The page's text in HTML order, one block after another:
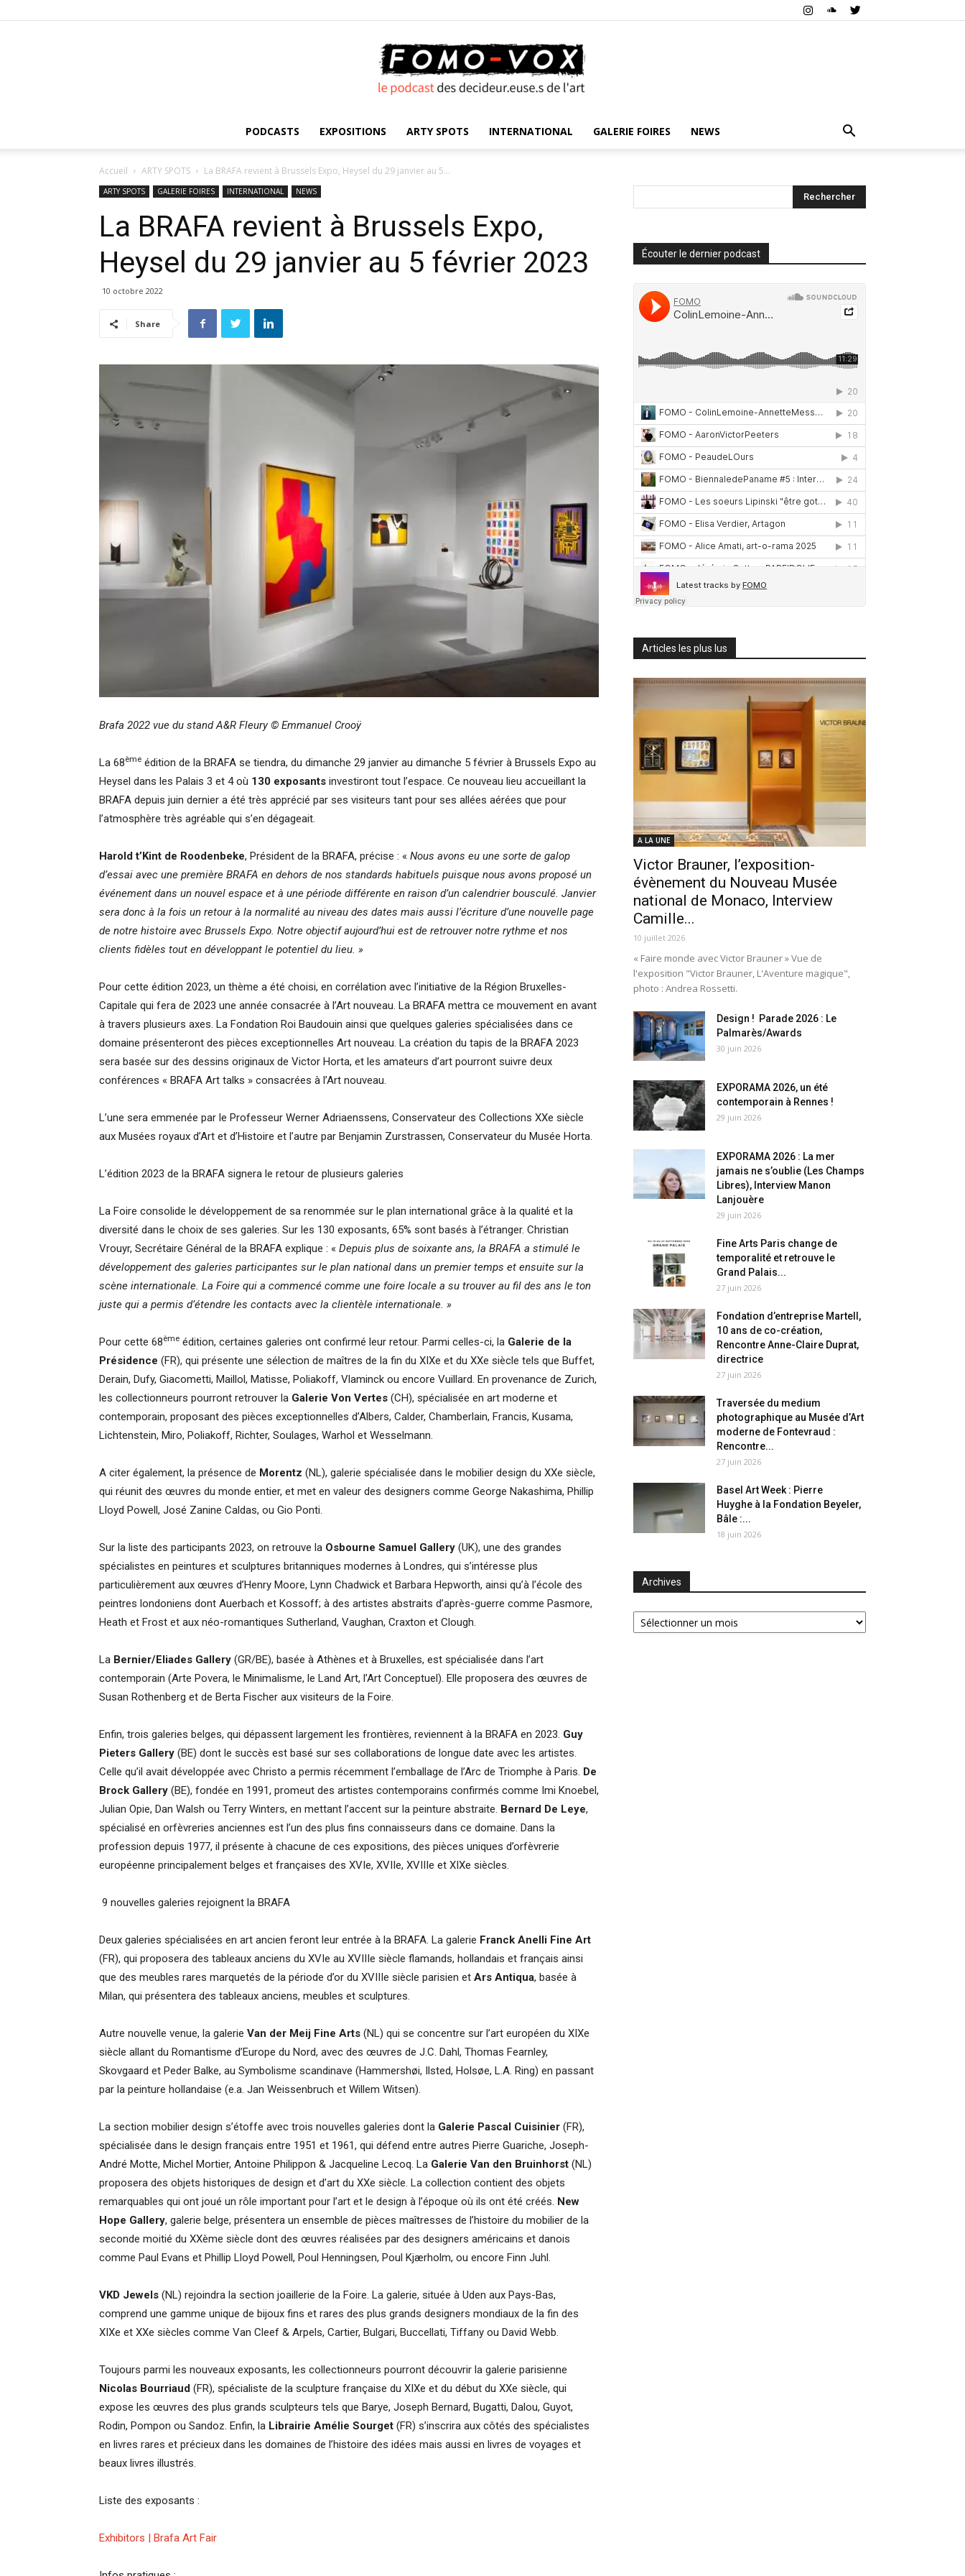
VOX
PODCASTS EXPOSITIONS ARTY SPOTS INTERNATIONAL GALERIE FOIRES NEWS
Accueil ARTY SPOTS La BRAFA revient à Brussels Expo, Heysel du 29 janvier au 5...
ARTY SPOTS GALERIE FOIRES INTERNATIONAL NEWS
La BRAFA revient à Brussels Expo,
Heysel du 29 janvier au 5 février 2023
10 octobre 2022
Share
Brafa 2022 vue du stand A&R Fleury © Emmanuel Crooÿ
La 68ème édition de la BRAFA se tiendra, du dimanche 29 janvier au dimanche 5 février à Brussels Expo au
Heysel dans les Palais 3 et 4 où 130 exposants investiront tout l’espace. Ce nouveau lieu accueillant la
BRAFA depuis juin dernier a été très apprécié par ses visiteurs tant pour ses allées aérées que pour
l’atmosphère très agréable qui s’en dégageait.
Harold t’Kint de Roodenbeke, Président de la BRAFA, précise : « Nous avons eu une sorte de galop
d’essai avec une première BRAFA en dehors de nos standards habituels puisque nous avons proposé un
événement dans un nouvel espace et à une période différente en raison d’un calendrier bousculé. Janvier
sera donc à la fois un retour à la normalité au niveau des dates mais aussi l’écriture d’une nouvelle page
de notre histoire avec Brussels Expo. Notre objectif aujourd’hui est de retrouver notre rythme et nos
clients fidèles tout en développant le potentiel du lieu. »
Pour cette édition 2023, un thème a été choisi, en corrélation avec l’initiative de la Région Bruxelles-
Capitale qui fera de 2023 une année consacrée à l’Art nouveau. La BRAFA mettra ce mouvement en avant
à travers plusieurs axes. La Fondation Roi Baudouin ainsi que quelques galeries spécialisées dans ce
domaine présenteront des pièces exceptionnelles Art nouveau. La création du tapis de la BRAFA 2023
sera basée sur des dessins originaux de Victor Horta, et les amateurs d’art pourront suivre deux
conférences « BRAFA Art talks » consacrées à l’Art nouveau.
L’une sera emmenée par le Professeur Werner Adriaenssens, Conservateur des Collections XXe siècle
aux Musées royaux d’Art et d’Histoire et l’autre par Benjamin Zurstrassen, Conservateur du Musée Horta.
L’édition 2023 de la BRAFA signera le retour de plusieurs galeries
La Foire consolide le développement de sa renommée sur le plan international grâce à la qualité et la
diversité dans le choix de ses galeries. Sur les 130 exposants, 65% sont basés à l’étranger. Christian
Vrouyr, Secrétaire Général de la BRAFA explique : « Depuis plus de soixante ans, la BRAFA a stimulé le
développement des galeries participantes sur le plan national dans un premier temps et ensuite sur la
scène internationale. La Foire qui a commencé comme une foire locale a su trouver au fil des ans le ton
juste qui a permis d’étendre les contacts avec la clientèle internationale. »
Pour cette 68ème édition, certaines galeries ont confirmé leur retour. Parmi celles-ci, la Galerie de la
Présidence (FR), qui présente une sélection de maîtres de la fin du XIXe et du XXe siècle tels que Buffet,
Derain, Dufy, Giacometti, Maillol, Matisse, Poliakoff, Vlaminck ou encore Vuillard. En provenance de Zurich,
les collectionneurs pourront retrouver la Galerie Von Vertes (CH), spécialisée en art moderne et
contemporain, proposant des pièces exceptionnelles d’Albers, Calder, Chamberlain, Francis, Kusama,
Lichtenstein, Miro, Poliakoff, Richter, Soulages, Warhol et Wesselmann.
A citer également, la présence de Morentz (NL), galerie spécialisée dans le mobilier design du XXe siècle,
qui réunit des œuvres du monde entier, et met en valeur des designers comme George Nakashima, Phillip
Lloyd Powell, José Zanine Caldas, ou Gio Ponti.
Sur la liste des participants 2023, on retrouve la Osbourne Samuel Gallery (UK), une des grandes
spécialistes en peintures et sculptures britanniques modernes à Londres, qui s’intéresse plus
particulièrement aux œuvres d’Henry Moore, Lynn Chadwick et Barbara Hepworth, ainsi qu’à l’école des
peintres londoniens dont Auerbach et Kossoff; à des artistes abstraits d’après-guerre comme Pasmore,
Heath et Frost et aux néo-romantiques Sutherland, Vaughan, Craxton et Clough.
La Bernier/Eliades Gallery (GR/BE), basée à Athènes et à Bruxelles, est spécialisée dans l’art
contemporain (Arte Povera, le Minimalisme, le Land Art, l’Art Conceptuel). Elle proposera des œuvres de
Susan Rothenberg et de Berta Fischer aux visiteurs de la Foire.
Enfin, trois galeries belges, qui dépassent largement les frontières, reviennent à la BRAFA en 2023. Guy
Pieters Gallery (BE) dont le succès est basé sur ses collaborations de longue date avec les artistes.
Celle qu’il avait développée avec Christo a permis récemment l’emballage de l’Arc de Triomphe à Paris. De
Brock Gallery (BE), fondée en 1991, promeut des artistes contemporains confirmés comme Imi Knoebel,
Julian Opie, Dan Walsh ou Terry Winters, en mettant l’accent sur la peinture abstraite. Bernard De Leye,
spécialisé en orfèvreries anciennes est l’un des plus fins connaisseurs dans ce domaine. Dans la
profession depuis 1977, il présente à chacune de ces expositions, des pièces uniques d’orfèvrerie
européenne principalement belges et françaises des XVIe, XVIIe, XVIIIe et XIXe siècles.
9 nouvelles galeries rejoignent la BRAFA
Deux galeries spécialisées en art ancien feront leur entrée à la BRAFA. La galerie Franck Anelli Fine Art
(FR), qui proposera des tableaux anciens du XVIe au XVIIIe siècle flamands, hollandais et français ainsi
que des meubles rares marquetés de la période d’or du XVIIIe siècle parisien et Ars Antiqua, basée à
Milan, qui présentera des tableaux anciens, meubles et sculptures.
Autre nouvelle venue, la galerie Van der Meij Fine Arts (NL) qui se concentre sur l’art européen du XIXe
siècle allant du Romantisme d’Europe du Nord, avec des œuvres de J.C. Dahl, Thomas Fearnley,
Skovgaard et Peder Balke, au Symbolisme scandinave (Hammershøi, Ilsted, Holsøe, L.A. Ring) en passant
par la peinture hollandaise (e.a. Jan Weissenbruch et Willem Witsen).
La section mobilier design s’étoffe avec trois nouvelles galeries dont la Galerie Pascal Cuisinier (FR),
spécialisée dans le design français entre 1951 et 1961, qui défend entre autres Pierre Guariche, Joseph-
André Motte, Michel Mortier, Antoine Philippon & Jacqueline Lecoq. La Galerie Van den Bruinhorst (NL)
proposera des objets historiques de design et d’art du XXe siècle. La collection contient des objets
remarquables qui ont joué un rôle important pour l’art et le design à l’époque où ils ont été créés. New
Hope Gallery, galerie belge, présentera un ensemble de pièces maîtresses de l’histoire du mobilier de la
seconde moitié du XXème siècle dont des œuvres réalisées par des designers américains et danois
comme Paul Evans et Phillip Lloyd Powell, Poul Henningsen, Poul Kjærholm, ou encore Finn Juhl.
VKD Jewels (NL) rejoindra la section joaillerie de la Foire. La galerie, située à Uden aux Pays-Bas,
comprend une gamme unique de bijoux fins et rares des plus grands designers mondiaux de la fin des
XIXe et XXe siècles comme Van Cleef & Arpels, Cartier, Bulgari, Buccellati, Tiffany ou David Webb.
Toujours parmi les nouveaux exposants, les collectionneurs pourront découvrir la galerie parisienne
Nicolas Bourriaud (FR), spécialiste de la sculpture française du XIXe et du début du XXe siècle, qui
expose les œuvres des plus grands sculpteurs tels que Barye, Joseph Bernard, Bugatti, Dalou, Guyot,
Rodin, Pompon ou Sandoz. Enfin, la Librairie Amélie Sourget (FR) s’inscrira aux côtés des spécialistes
en livres rares et précieux dans les domaines de l’histoire des idées mais aussi en livres de voyages et
beaux livres illustrés.
Liste des exposants :
Exhibitors | Brafa Art Fair
Écouter le dernier podcast
Articles les plus lus
A LA UNE
Victor Brauner, l’exposition-
évènement du Nouveau Musée
national de Monaco, Interview
Camille...
10 juillet 2026
« Faire monde avec Victor Brauner » Vue de
l'exposition "Victor Brauner, L'Aventure magique",
photo : Andrea Rossetti.
Design ! Parade 2026 : Le
Palmarès/Awards
30 juin 2026
EXPORAMA 2026, un été
contemporain à Rennes !
29 juin 2026
EXPORAMA 2026 : La mer
jamais ne s’oublie (Les Champs
Libres), Interview Manon
Lanjouère
29 juin 2026
Fine Arts Paris change de
temporalité et retrouve le
Grand Palais...
27 juin 2026
Fondation d’entreprise Martell,
10 ans de co-création,
Rencontre Anne-Claire Duprat,
directrice
27 juin 2026
Traversée du medium
photographique au Musée d’Art
moderne de Fontevraud :
Rencontre...
27 juin 2026
Basel Art Week : Pierre
Huyghe à la Fondation Beyeler,
Bâle :...
18 juin 2026
Archives
Archives